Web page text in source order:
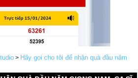
> Hãy gọi cho tôi để nhận quà đầu năm